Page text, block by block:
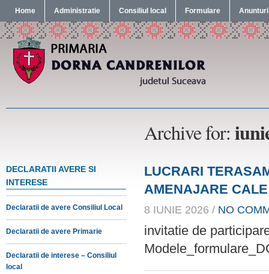
Home Administratie Consiliul local Formulare Anunturi
Archive for:
DECLARATII AVERE SI
INTERESE
Declaratii de avere Consiliul Local
Declaratii de avere Primarie
Declaratii de interese – Consiliul
local
LUCRARI
AMENAJARE
8 IUNIE 2026 / NO
invitatie de